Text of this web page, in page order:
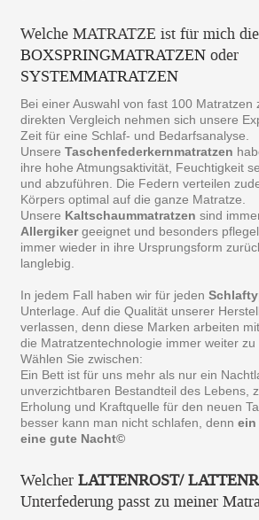
Welche MATRATZE ist für mich
BOXSPRINGMATRATZEN oder
SYSTEMMATRATZEN
Bei einer Auswahl von fast 100 Matratzen
direkten Vergleich nehmen sich unsere
Zeit für eine Schlaf- und Bedarfsanalyse.
UnsereTaschenfederkernmatratzen
ihre hohe Atmungsaktivität, Feuchtigkeit
und abzuführen. Die Federn verteilen
Körpers optimal auf die ganze Matratze.
Unsere Kaltschaummatratzen sind
Allergikergeeignet und besonders
immer wieder in ihre Ursprungsform
langlebig.
In jedem Fall haben wir für jeden
Unterlage. Auf die Qualität unserer
verlassen, denn diese Marken arbeiten
die Matratzentechnologie immer weiter zu
Wählen Sie zwischen:
Ein Bett ist für uns mehr als nur ein
unverzichtbaren Bestandteil des Lebens,
Erholung und Kraftquelle für den neuen
besser kann man nicht schlafen, dennein
eine gute Nacht©
WelcherLATTENROST/
Unterfederung passt zu meiner